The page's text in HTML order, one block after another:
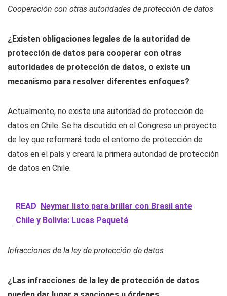
Cooperación con otras autoridades de protección de datos
¿Existen obligaciones legales de la autoridad de
protección de datos para cooperar con otras
autoridades de protección de datos, o existe un
mecanismo para resolver diferentes enfoques?
Actualmente, no existe una autoridad de protección de
datos en Chile. Se ha discutido en el Congreso un proyecto
de ley que reformará todo el entorno de protección de
datos en el país y creará la primera autoridad de protección
de datos en Chile.
READ Neymar listo para brillar con Brasil ante
Chile y Bolivia: Lucas Paquetá
Infracciones de la ley de protección de datos
¿Las infracciones de la ley de protección de datos